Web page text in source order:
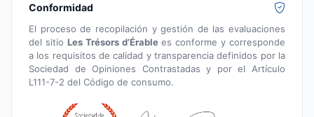
Conformidad
El proceso de recopilación y gestión de las evaluaciones
del sitio Les Trésors d’Érablees conforme y corresponde
a los requisitos de calidad y transparencia definidos por la
Sociedad de Opiniones Contrastadas y por el Artículo
L111-7-2 del Código de consumo.